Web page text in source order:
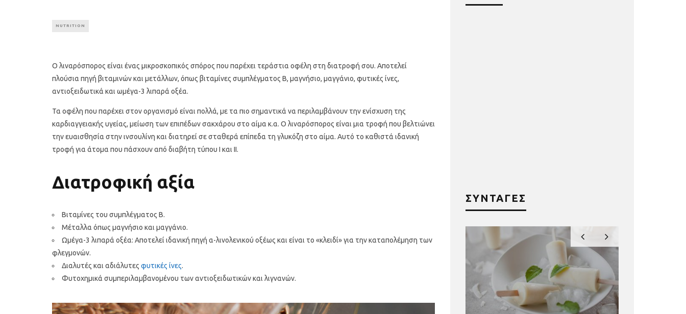
NUTRITION
Ο λιναρόσπορος είναι ένας μικροσκοπικός σπόρος που παρέχει τεράστια οφέλη στη διατροφή σου. Αποτελεί
πλούσια πηγή βιταμινών και μετάλλων, όπως βιταμίνες συμπλέγματος Β, μαγνήσιο, μαγγάνιο, φυτικές ίνες,
αντιοξειδωτικά και ωμέγα-3 λιπαρά οξέα.
Τα οφέλη που παρέχει στον οργανισμό είναι πολλά, με τα πιο σημαντικά να περιλαμβάνουν την ενίσχυση της
καρδιαγγειακής υγείας, μείωση των επιπέδων σακχάρου στο αίμα κ.α. Ο λιναρόσπορος είναι μια τροφή που βελτιώνει
την ευαισθησία στην ινσουλίνη και διατηρεί σε σταθερά επίπεδα τη γλυκόζη στο αίμα. Αυτό το καθιστά ιδανική
τροφή για άτομα που πάσχουν από διαβήτη τύπου Ι και ΙΙ.
Διατροφική αξία
Βιταμίνες του συμπλέγματος Β.
Μέταλλα όπως μαγνήσιο και μαγγάνιο.
Ωμέγα-3 λιπαρά οξέα: Αποτελεί ιδανική πηγή α-λινολενικού οξέως και είναι το «κλειδί» για την καταπολέμηση των
φλεγμονών.
Διαλυτές και αδιάλυτες φυτικές ίνες.
Φυτοχημικά συμπεριλαμβανομένου των αντιοξειδωτικών και λιγνανών.
ΣΥΝΤΑΓΕΣ